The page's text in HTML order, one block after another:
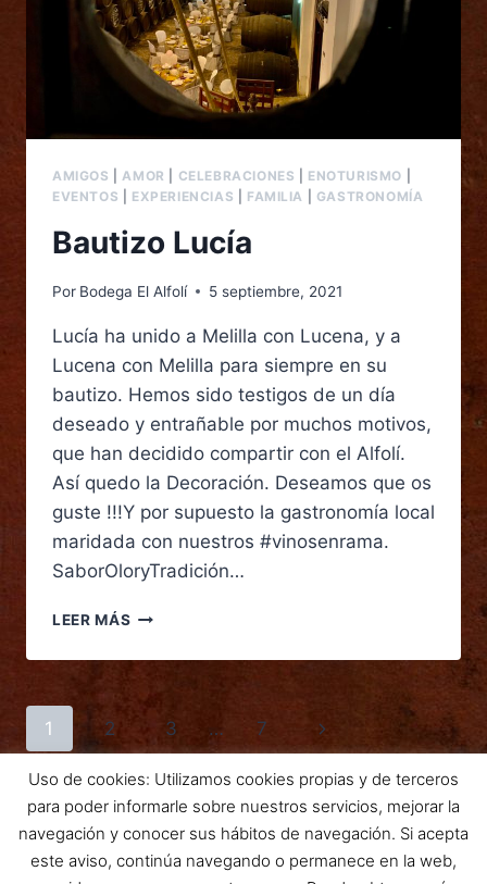
AMIGOS |AMOR CELEBRACIONES ENOTURISMO
EVENTOS
EXPERIENCIAS FAMILIA GASTRONOMÍA
Bautizo Lucía
Por Bodega El Alfolí 5 septiembre, 2021
Lucía ha unido a Melilla con Lucena, y a
Lucena con Melilla para siempre en su
bautizo. Hemos sido testigos de un día
deseado y entrañable por muchos motivos,
que han decidido compartir con el Alfolí.
Así quedo la Decoración. Deseamos que os
guste !!!Y por supuesto la gastronomía local
maridada con nuestros #vinosenrama.
SaborOloryTradición…
LEER MÁS
1 2 3 … 7
Uso de cookies: Utilizamos cookies propias y de terceros
para poder informarle sobre nuestros servicios, mejorar la
navegación y conocer sus hábitos de navegación. Si acepta
este aviso, continúa navegando o permanece en la web,